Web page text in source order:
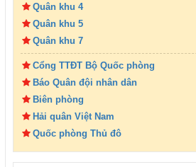
Quân khu 4
Quân khu 5
Quân khu 7
Cổng TTĐT Bộ Quốc phòng
Báo Quân đội nhân dân
Biên phòng
Hải quân Việt Nam
Quốc phòng Thủ đô